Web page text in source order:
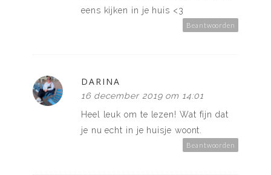
eens kijken in je huis <3
Beantwoorden
DARINA
16 december 2019 om 14:01
Heel leuk om te lezen! Wat fijn dat
je nu echt in je huisje woont.
Beantwoorden